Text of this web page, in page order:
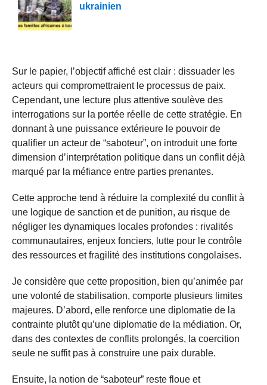
ukrainien
Sur le papier, l’objectif affiché est clair : dissuader les
acteurs qui compromettraient le processus de paix.
Cependant, une lecture plus attentive soulève des
interrogations sur la portée réelle de cette stratégie. En
donnant à une puissance extérieure le pouvoir de
qualifier un acteur de “saboteur”, on introduit une forte
dimension d’interprétation politique dans un conflit déjà
marqué par la méfiance entre parties prenantes.
Cette approche tend à réduire la complexité du conflit à
une logique de sanction et de punition, au risque de
négliger les dynamiques locales profondes : rivalités
communautaires, enjeux fonciers, lutte pour le contrôle
des ressources et fragilité des institutions congolaises.
Je considère que cette proposition, bien qu’animée par
une volonté de stabilisation, comporte plusieurs limites
majeures. D’abord, elle renforce une diplomatie de la
contrainte plutôt qu’une diplomatie de la médiation. Or,
dans des contextes de conflits prolongés, la coercition
seule ne suffit pas à construire une paix durable.
Ensuite, la notion de “saboteur” reste floue et